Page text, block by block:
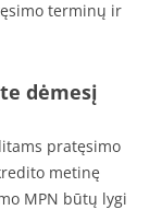
terminų ir
dėmesį
pratęsimo
metinę
MPN būtų lygi